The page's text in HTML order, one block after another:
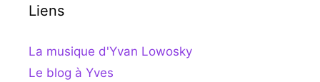
Liens
La musique d'Yvan Lowosky
Le blog à Yves